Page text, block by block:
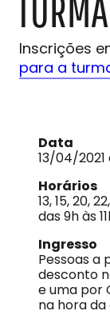
Inscrições
para a
Data
13/04/
Horários
13, 15, 20,
das 9h às
Ingresso
Pessoas a
desconto
e uma por
na hora